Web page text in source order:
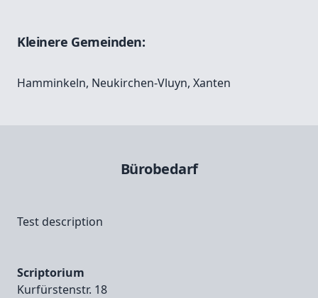
Kleinere Gemeinden:
Hamminkeln, Neukirchen-Vluyn, Xanten
Bürobedarf
Test description
Scriptorium
Kurfürstenstr. 18